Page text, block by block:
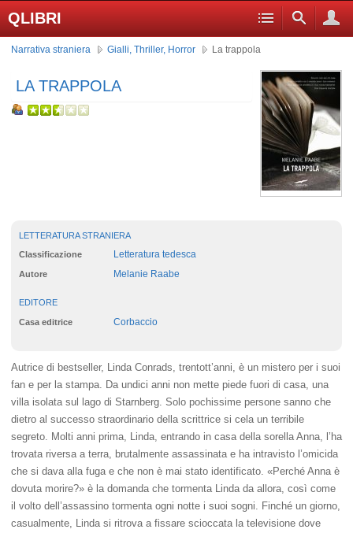
QLIBRI
Narrativa straniera Gialli, Thriller, Horror La trappola
LA TRAPPOLA
LETTERATURA STRANIERA
Classificazione Letteratura tedesca
Autore Melanie Raabe
EDITORE
Casa editrice Corbaccio
Autrice di bestseller, Linda Conrads, trentott’anni, è un mistero per i suoi
fan e per la stampa. Da undici anni non mette piede fuori di casa, una
villa isolata sul lago di Starnberg. Solo pochissime persone sanno che
dietro al successo straordinario della scrittrice si cela un terribile
segreto. Molti anni prima, Linda, entrando in casa della sorella Anna, l’ha
trovata riversa a terra, brutalmente assassinata e ha intravisto l’omicida
che si dava alla fuga e che non è mai stato identificato. «Perché Anna è
dovuta morire?» è la domanda che tormenta Linda da allora, così come
il volto dell’assassino tormenta ogni notte i suoi sogni. Finché un giorno,
casualmente, Linda si ritrova a fissare scioccata la televisione dove